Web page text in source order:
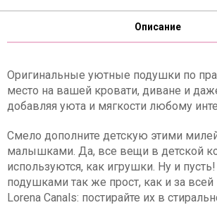
Описание
Оригинальные уютные подушки по
место на вашей кровати, диване и
добавляя уюта и мягкости любому
Смело дополните детскую этими
малышками. Да, все вещи в детской
используются, как игрушки. Ну и
подушками так же прост, как и за
Lorena Canals: постирайте их в